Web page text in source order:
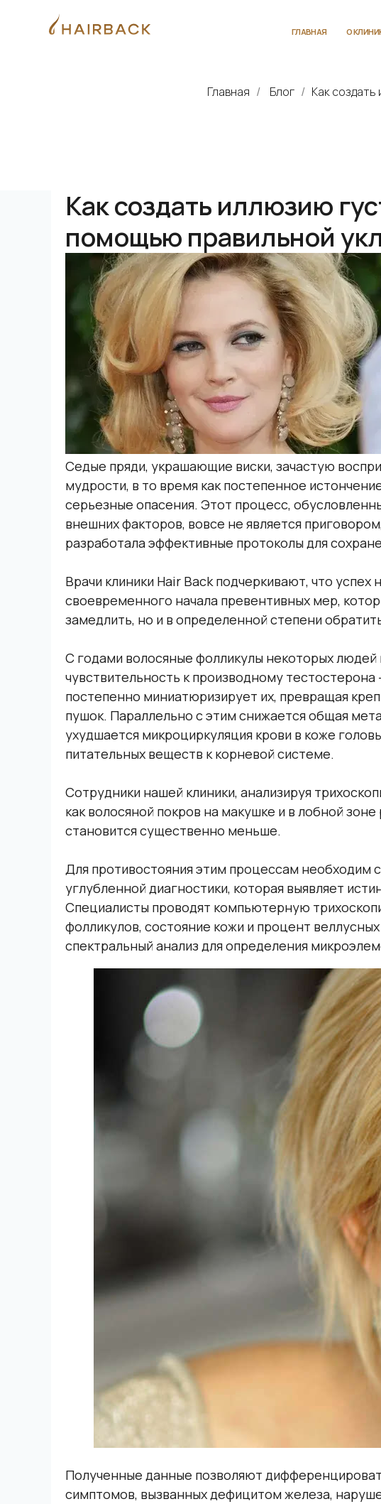
ГЛАВНАЯ О КЛИНИКЕ
Главная / Блог / Как
Как создать иллюзию
помощью правильной
Седые пряди, украшающие виски, зачастую
мудрости, в то время как постепенное
серьезные опасения. Этот процесс,
внешних факторов, вовсе не является
разработала эффективные протоколы для
Врачи клиники Hair Back подчеркивают, что успех
своевременного начала превентивных мер,
замедлить, но и в определенной степени
С годами волосяные фолликулы некоторых
чувствительность к производному
постепенно миниатюризирует их, превращая
пушок. Параллельно с этим снижается общая
ухудшается микроциркуляция крови в коже
питательных веществ к корневой системе.
Сотрудники нашей клиники, анализируя
как волосяной покров на макушке и в лобной
становится существенно меньше.
Для противостояния этим процессам необходим
углубленной диагностики, которая выявляет
Специалисты проводят компьютерную
фолликулов, состояние кожи и процент
спектральный анализ для определения
Полученные данные позволяют
симптомов, вызванных дефицитом железа,